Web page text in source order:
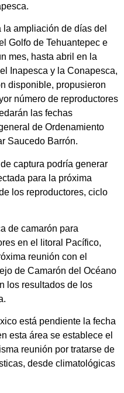
ampliación de días del
Golfo de Tehuantepec e
mes, hasta abril en la
Inapesca y la Conapesca,
disponible, propusieron
número de reproductores
las fechas
de Ordenamiento
Saucedo Barrón.
captura podría generar
para la próxima
los reproductores, ciclo
de camarón para
en el litoral Pacífico,
reunión con el
de Camarón del Océano
los resultados de los
está pendiente la fecha
esta área se establece el
reunión por tratarse de
desde climatológicas